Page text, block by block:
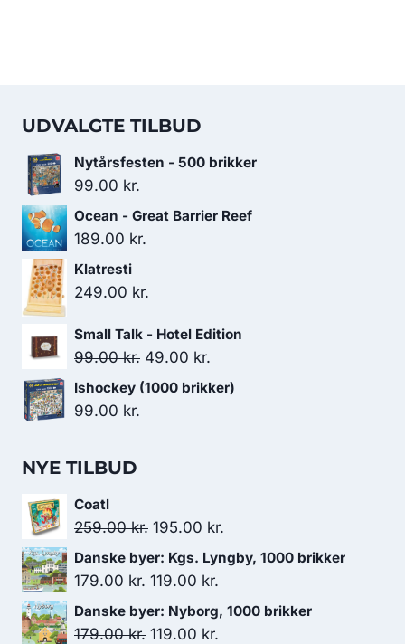
UDVALGTE TILBUD
Nytårsfesten - 500 brikker
99.00 kr.
Ocean - Great Barrier Reef
189.00 kr.
Klatresti
249.00 kr.
Small Talk - Hotel Edition
99.00kr. Den
oprindelige
49.00 kr.
aktuelle
Ishockey (1000 brikker)
99.00 kr.
NYE TILBUD
Coatl
259.00kr. Den
oprindelige
pris
259.00 kr..
195.00 kr.
aktuelle
Danske byer: Kgs. Lyngby, 1000 brikker
179.00kr. Den
oprindelige
pris
119.00 kr.
aktuelle
Danske byer: Nyborg, 1000 brikker
179.00kr. Den
119.00 kr.